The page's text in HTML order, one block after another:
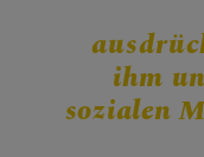
ihm
sozialen